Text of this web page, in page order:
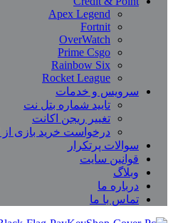
Apex Legend
Fortnit
OverWatch
Prime Csgo
Rainbow Six
Rocket League
سرویس و خدمات
تایید شماره بتل نت
تغییر ریجن اکانت
درخواست خرید بازی از
سوالات پرتکرار
قوانین سایت
وبلاگ
درباره ما
تماس با ما